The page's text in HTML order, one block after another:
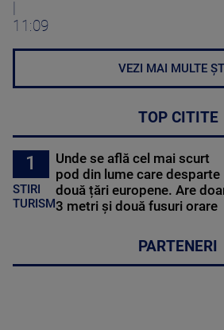
11:09
VEZI MAI MULTE
TOP CITITE
1
STIRI
TURISM
Unde se află cel mai scurt
pod din lume care desparte
două țări europene. Are
3 metri și două fusuri orare
PARTENERI